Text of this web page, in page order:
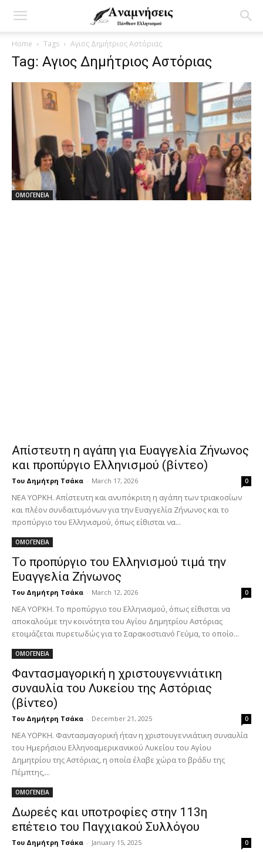
Home Tags Αγιος Δημήτριος Αστόριας
Tag: Αγιος Δημήτριος Αστόριας
ΟΜΟΓΕΝΕΙΑ
Απίστευτη η αγάπη για Ευαγγελία Ζήνωνος
και προπύργιο Ελληνισμού (βίντεο)
Του Δημήτρη Τσάκα - March 17, 2026 0
ΝΕΑ ΥΟΡΚΗ. Απίστευτη και ανυπόκριτη η αγάπη των τριακοσίων
και πλέον συνδαιτυμόνων για την Ευαγγελία Ζήνωνος και το
προπύργιο του Ελληνισμού, όπως είθισται να...
ΟΜΟΓΕΝΕΙΑ
Το προπύργιο του Ελληνισμού τιμά την
Ευαγγελία Ζήνωνος
Του Δημήτρη Τσάκα - March 12, 2026 0
ΝΕΑ ΥΟΡΚΗ. Το προπύργιο του Ελληνισμού, όπως είθισται να
αποκαλούμε την κοινότητα του Αγίου Δημητρίου Αστόριας
ετοιμάζεται πυρετωδώς για το Σαρακοστιανό Γεύμα, το οποίο...
ΟΜΟΓΕΝΕΙΑ
Φαντασμαγορική η χριστουγεννιάτικη
συναυλία του Λυκείου της Αστόριας
(βίντεο)
Του Δημήτρη Τσάκα - December 21, 2025 0
ΝΕΑ ΥΟΡΚΗ. Φαντασμαγορική ήταν η χριστουγεννιάτικη συναυλία
του Ημερήσιου Ελληνοαμερικανικού Λυκείου του Αγίου
Δημητρίου της Αστόριας, η οποία έλαβε χώρα το βράδυ της
Πέμπτης,...
ΟΜΟΓΕΝΕΙΑ
Δωρεές και υποτροφίες στην 113η
επέτειο του Παγχιακού Συλλόγου
Του Δημήτρη Τσάκα - January 15, 2025 0